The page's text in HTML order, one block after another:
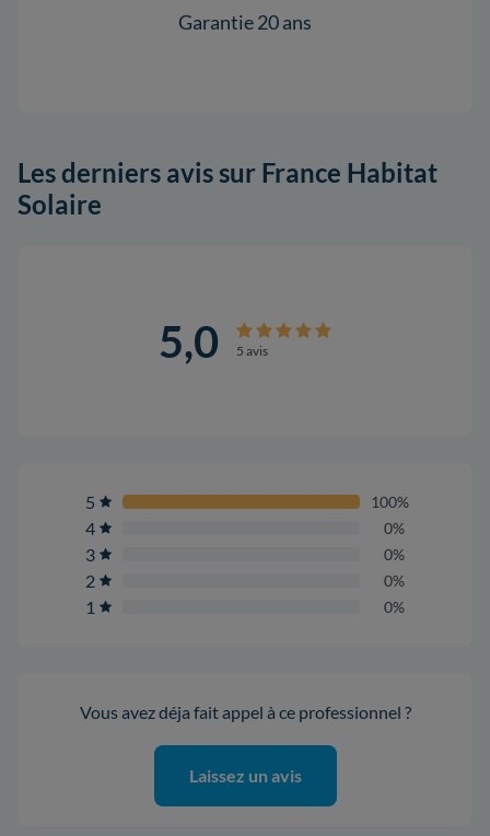
Garantie 20 ans
Les derniers avis sur France Habitat
Solaire
5,0 5 avis
5 100%
4 0%
3 0%
2 0%
1 0%
Vous avez déja fait appel à ce professionnel ?
Laissez un avis